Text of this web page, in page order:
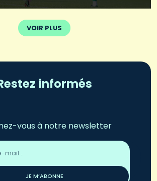
VOIR PLUS
informés
vous à notre newsletter
JE M’ABONNE